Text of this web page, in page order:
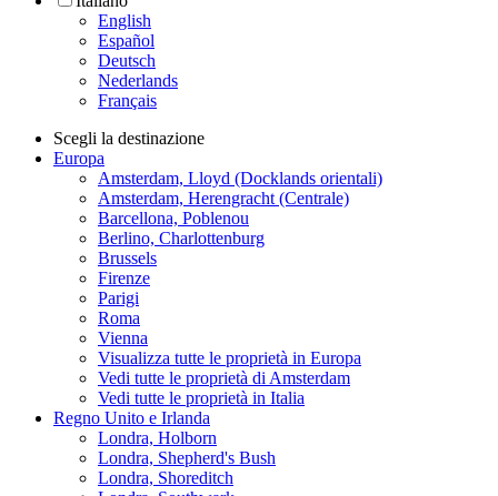
English
Español
Deutsch
Nederlands
Français
Scegli la destinazione
Europa
Amsterdam, Lloyd (Docklands orientali)
Amsterdam, Herengracht (Centrale)
Barcellona, Poblenou
Berlino, Charlottenburg
Brussels
Firenze
Parigi
Roma
Vienna
Visualizza tutte le proprietà in Europa
Vedi tutte le proprietà di Amsterdam
Vedi tutte le proprietà in Italia
Regno Unito e Irlanda
Londra, Holborn
Londra, Shepherd's Bush
Londra, Shoreditch